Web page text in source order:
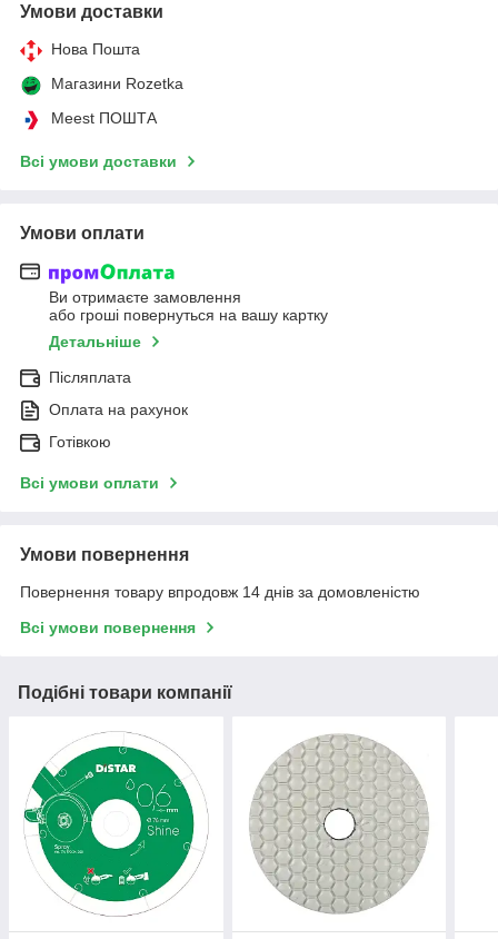
Умови доставки
Нова Пошта
Магазини Rozetka
Meest ПОШТА
Всі умови доставки
Умови оплати
Ви отримаєте замовлення
або гроші повернуться на вашу картку
Детальніше
Післяплата
Оплата на рахунок
Готівкою
Всі умови оплати
Умови повернення
Повернення товару впродовж 14 днів за домовленістю
Всі умови повернення
Подібні товари компанії